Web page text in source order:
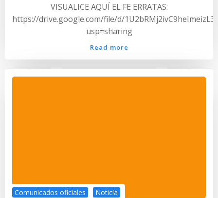
VISUALICE AQUÍ EL FE ERRATAS:
https://drive.google.com/file/d/
usp=sharing
Read more
Comunicados oficiales Noticia